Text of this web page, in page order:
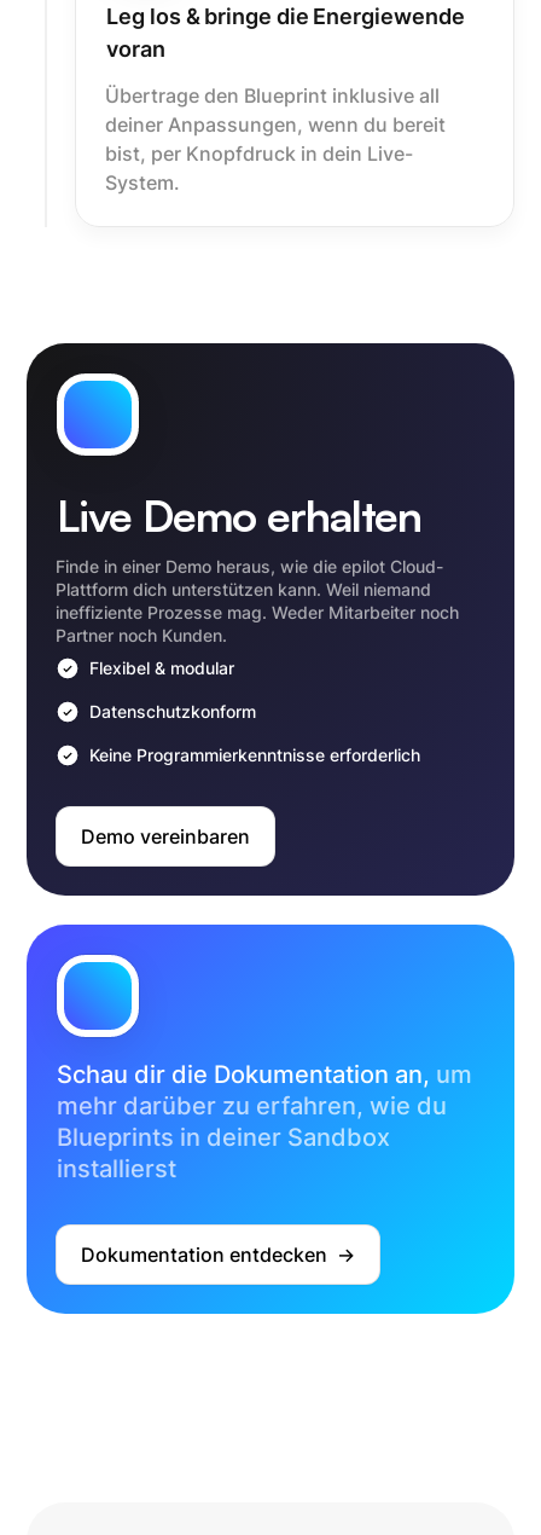
Leg los & bringe die Energiewende
voran
Übertrage den Blueprint inklusive all
deiner Anpassungen, wenn du bereit
bist, per Knopfdruck in dein Live-
System.
Live Demo erhalten
Finde in einer Demo heraus, wie die epilot Cloud-
Plattform dich unterstützen kann. Weil niemand
ineffiziente Prozesse mag. Weder Mitarbeiter noch
Partner noch Kunden.
Flexibel & modular
Datenschutzkonform
Keine Programmierkenntnisse erforderlich
Demo vereinbaren
Schau dir die Dokumentation an, um
mehr darüber zu erfahren, wie du
Blueprints in deiner Sandbox
installierst
Dokumentation entdecken  ->